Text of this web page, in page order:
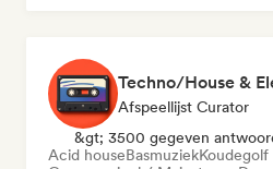
Afspeellijst Curator
&gt; 3500 gegeven
Acid houseBasmuziekKoudegolf